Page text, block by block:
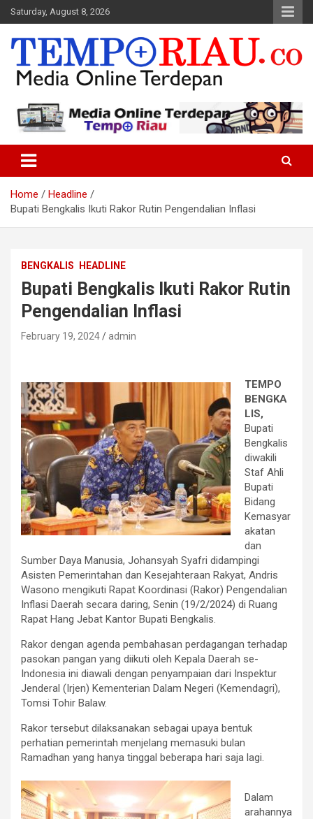
Skip
to
content
Saturday, August 8, 2026
Tempo Riau
Home
Headline
Bupati Bengkalis Ikuti Rakor Rutin Pengendalian Inflasi
BENGKALIS HEADLINE
Bupati Bengkalis Ikuti Rakor Rutin
Pengendalian Inflasi
February 19, 2024 admin
TEMPO
BENGKA
LIS,
Bupati
Bengkalis
diwakili
Staf Ahli
Bupati
Bidang
Kemasyar
akatan
dan
Sumber Daya Manusia, Johansyah Syafri didampingi
Asisten Pemerintahan dan Kesejahteraan Rakyat, Andris
Wasono mengikuti Rapat Koordinasi (Rakor) Pengendalian
Inflasi Daerah secara daring, Senin (19/2/2024) di Ruang
Rapat Hang Jebat Kantor Bupati Bengkalis.
Rakor dengan agenda pembahasan perdagangan terhadap
pasokan pangan yang diikuti oleh Kepala Daerah se-
Indonesia ini diawali dengan penyampaian dari Inspektur
Jenderal (Irjen) Kementerian Dalam Negeri (Kemendagri),
Tomsi Tohir Balaw.
Rakor tersebut dilaksanakan sebagai upaya bentuk
perhatian pemerintah menjelang memasuki bulan
Ramadhan yang hanya tinggal beberapa hari saja lagi.
Dalam
arahannya